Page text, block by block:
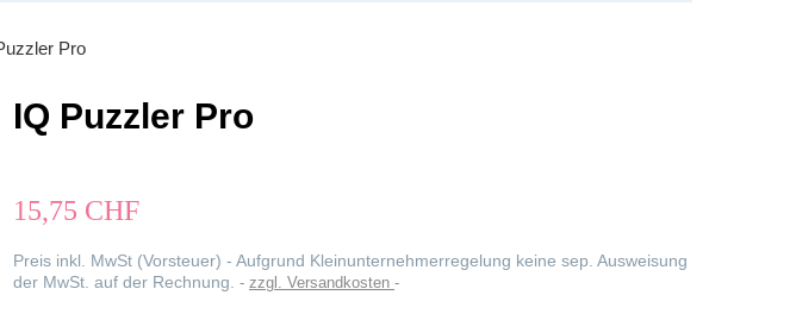
Pro
IQ Puzzler Pro
15,75 CHF
Preis inkl. MwSt (Vorsteuer) - Aufgrund Kleinunternehmerregelung keine sep. Ausweisung
der MwSt. auf der Rechnung.
zzgl. Versandkosten